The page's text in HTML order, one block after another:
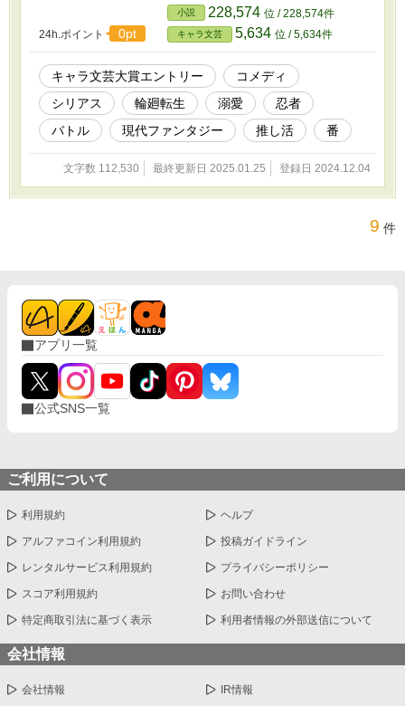
だと言い出して――。 気配も香りもわからな
い。思いがけない番の登場に葉緩の運命が変わ
っていく。 「イケメンな番（手が早い）にふり
まわされる優秀なくノ一（仮）の運命の歯車に
ほんろうされる切なさありのラブストーリー」
と「主と姫を応援する忍びの推し活物語」
24h.ポイント 0pt
小説 228,574 位 / 228,574件
キャラ文芸 5,634 位 / 5,634件
キャラ文芸大賞エントリー
コメディ
シリアス
輪廻転生 溺愛
忍者
バトル
現代ファンタジー 推し活 番
文字数 112,530 最終更新日 2025.01.25 登録日 2024.12.04
9 件
アプリ一覧
公式SNS一覧
ご利用について
利用規約 ヘルプ
アルファコイン利用規約 投稿ガイドライン
レンタルサービス利用規約 プライバシーポリシー
スコア利用規約 お問い合わせ
特定商取引法に基づく表示 利用者情報の外部送信について
会社情報
会社情報 IR情報